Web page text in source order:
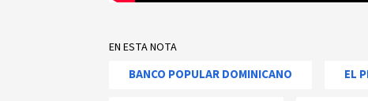
EN ESTA NOTA
BANCO POPULAR DOMINICANO EL